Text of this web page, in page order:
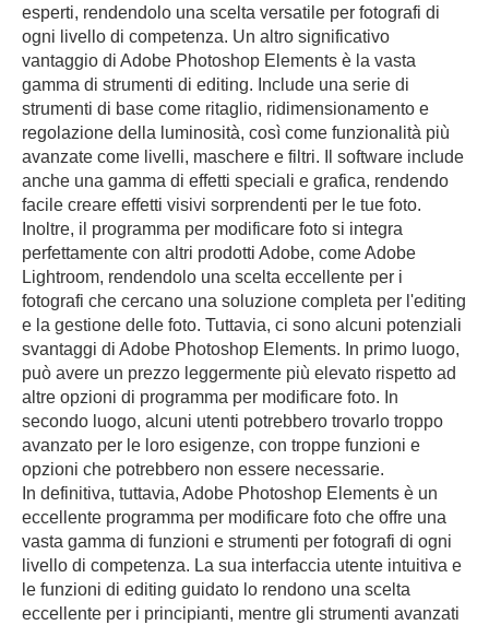
esperti, rendendolo una scelta versatile per fotografi di
ogni livello di competenza. Un altro significativo
vantaggio di Adobe Photoshop Elements è la vasta
gamma di strumenti di editing. Include una serie di
strumenti di base come ritaglio, ridimensionamento e
regolazione della luminosità, così come funzionalità più
avanzate come livelli, maschere e filtri. Il software include
anche una gamma di effetti speciali e grafica, rendendo
facile creare effetti visivi sorprendenti per le tue foto.
Inoltre, il programma per modificare foto si integra
perfettamente con altri prodotti Adobe, come Adobe
Lightroom, rendendolo una scelta eccellente per i
fotografi che cercano una soluzione completa per l'editing
e la gestione delle foto. Tuttavia, ci sono alcuni potenziali
svantaggi di Adobe Photoshop Elements. In primo luogo,
può avere un prezzo leggermente più elevato rispetto ad
altre opzioni di programma per modificare foto. In
secondo luogo, alcuni utenti potrebbero trovarlo troppo
avanzato per le loro esigenze, con troppe funzioni e
opzioni che potrebbero non essere necessarie.
In definitiva, tuttavia, Adobe Photoshop Elements è un
eccellente programma per modificare foto che offre una
vasta gamma di funzioni e strumenti per fotografi di ogni
livello di competenza. La sua interfaccia utente intuitiva e
le funzioni di editing guidato lo rendono una scelta
eccellente per i principianti, mentre gli strumenti avanzati